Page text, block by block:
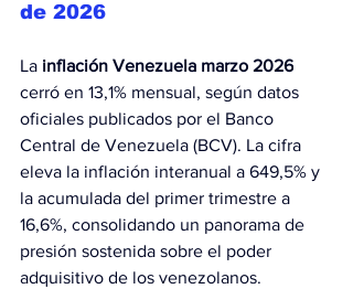
de 2026
La inflación Venezuela marzo 2026
cerró en 13,1% mensual, según datos
oficiales publicados por el Banco
Central de Venezuela (BCV). La cifra
eleva la inflación interanual a 649,5% y
la acumulada del primer trimestre a
16,6%, consolidando un panorama de
presión sostenida sobre el poder
adquisitivo de los venezolanos.